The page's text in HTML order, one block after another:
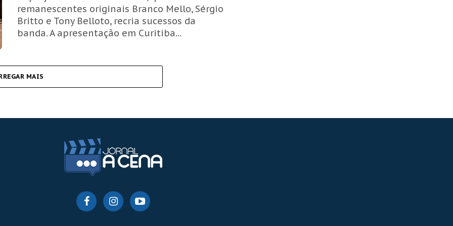
remanescentes originais Branco Mello, Sérgio
Britto e Tony Belloto, recria sucessos da
banda. A apresentação em Curitiba...
MAIS